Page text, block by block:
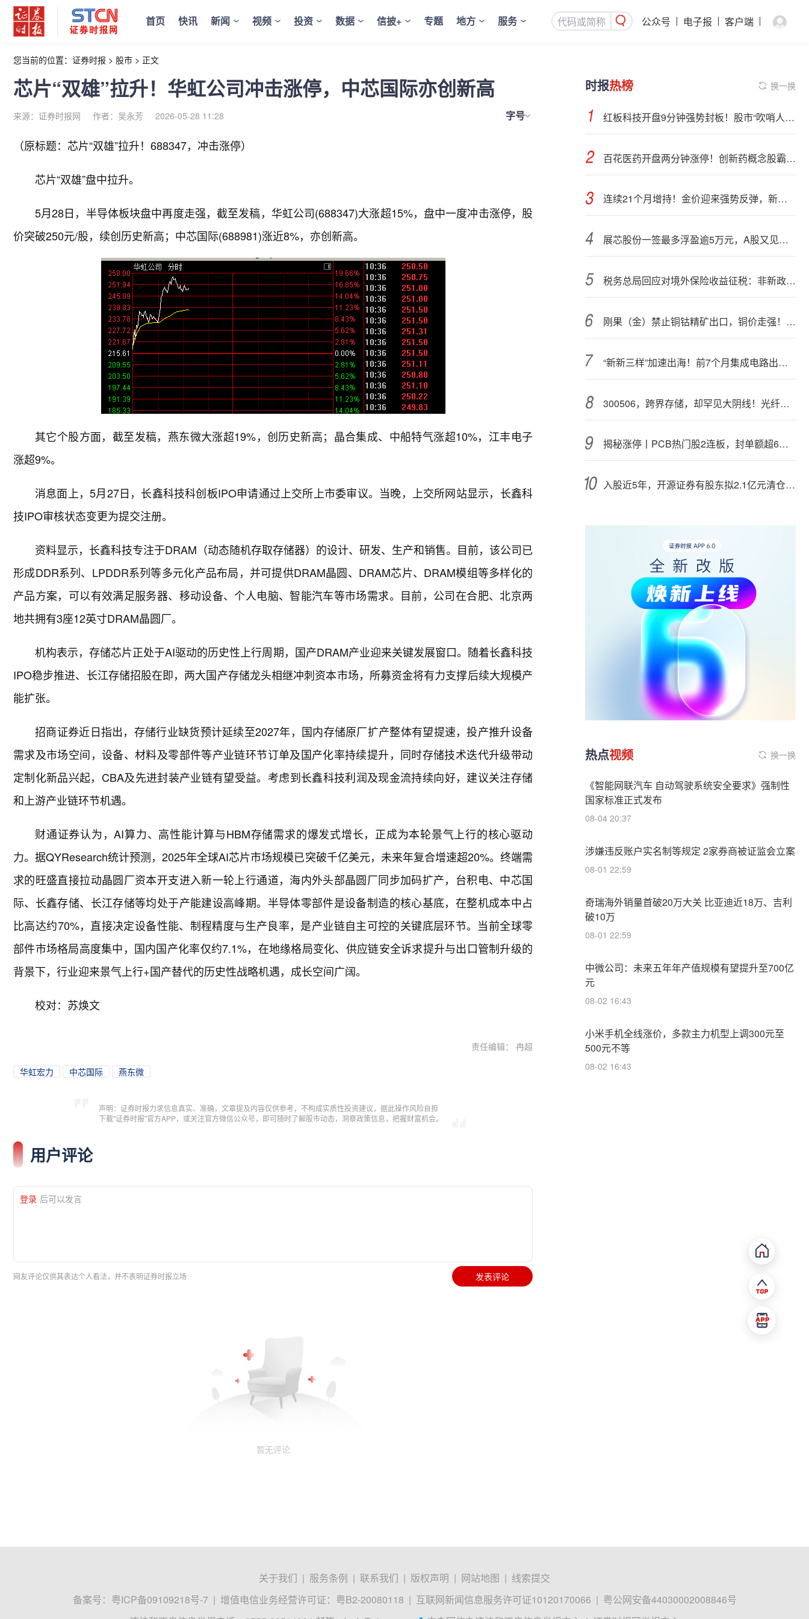
首页 快讯 新闻 视频 投资 数据 信披+ 专题 地方 服务 公众号 电子报 客户端
您当前的位置： 证券时报 > 股市 > 正文
芯片“双雄”拉升！华虹公司冲击涨停，中芯国际亦创新高
来源：证券时报网 作者：吴永芳 2026-05-28 11:28 字号
（原标题：芯片“双雄”拉升！688347，冲击涨停）
芯片“双雄”盘中拉升。
5月28日，半导体板块盘中再度走强，截至发稿，华虹公司(688347)大涨超15%，盘中一度冲击涨停，股
价突破250元/股，续创历史新高；中芯国际(688981)涨近8%，亦创新高。
其它个股方面，截至发稿，燕东微大涨超19%，创历史新高；晶合集成、中船特气涨超10%，江丰电子
涨超9%。
消息面上，5月27日，长鑫科技科创板IPO申请通过上交所上市委审议。当晚，上交所网站显示，长鑫科
技IPO审核状态变更为提交注册。
资料显示，长鑫科技专注于DRAM（动态随机存取存储器）的设计、研发、生产和销售。目前，该公司已
形成DDR系列、LPDDR系列等多元化产品布局，并可提供DRAM晶圆、DRAM芯片、DRAM模组等多样化的
产品方案，可以有效满足服务器、移动设备、个人电脑、智能汽车等市场需求。目前，公司在合肥、北京两
地共拥有3座12英寸DRAM晶圆厂。
机构表示，存储芯片正处于AI驱动的历史性上行周期，国产DRAM产业迎来关键发展窗口。随着长鑫科技
IPO稳步推进、长江存储招股在即，两大国产存储龙头相继冲刺资本市场，所募资金将有力支撑后续大规模产
能扩张。
招商证券近日指出，存储行业缺货预计延续至2027年，国内存储原厂扩产整体有望提速，投产推升设备
需求及市场空间，设备、材料及零部件等产业链环节订单及国产化率持续提升，同时存储技术迭代升级带动
定制化新品兴起，CBA及先进封装产业链有望受益。考虑到长鑫科技利润及现金流持续向好，建议关注存储
和上游产业链环节机遇。
财通证券认为，AI算力、高性能计算与HBM存储需求的爆发式增长，正成为本轮景气上行的核心驱动
力。据QYResearch统计预测，2025年全球AI芯片市场规模已突破千亿美元，未来年复合增速超20%。终端需
求的旺盛直接拉动晶圆厂资本开支进入新一轮上行通道，海内外头部晶圆厂同步加码扩产，台积电、中芯国
际、长鑫存储、长江存储等均处于产能建设高峰期。半导体零部件是设备制造的核心基底，在整机成本中占
比高达约70%，直接决定设备性能、制程精度与生产良率，是产业链自主可控的关键底层环节。当前全球零
部件市场格局高度集中，国内国产化率仅约7.1%，在地缘格局变化、供应链安全诉求提升与出口管制升级的
背景下，行业迎来景气上行+国产替代的历史性战略机遇，成长空间广阔。
校对：苏焕文
责任编辑： 冉超
华虹宏力 中芯国际 燕东微
声明：证券时报力求信息真实、准确，文章提及内容仅供参考，不构成实质性投资建议，据此操作风险自担
下载"证券时报"官方APP，或关注官方微信公众号，即可随时了解股市动态，洞察政策信息，把握财富机会。
用户评论
登录 后可以发言
网友评论仅供其表达个人看法，并不表明证券时报立场 发表评论
暂无评论
时报热榜 换一换
红板科技开盘9分钟强势封板！股市“吹哨人”突然改口！市场风向变了？
百花医药开盘两分钟涨停！创新药概念股霸屏，业绩预喜股来了
连续21个月增持！金价迎来强势反弹，新一轮上行窗口开启？
展芯股份一签最多浮盈逾5万元，A股又见肉签
税务总局回应对境外保险收益征税：非新政策，无需过度解读
刚果（金）禁止铜钴精矿出口，铜价走强！多家公司最新回应
“新新三样”加速出海！前7个月集成电路出口额接近翻倍
300506，跨界存储，却罕见大阴线！光纤需求激增，稀土细分原料，火了
揭秘涨停丨PCB热门股2连板，封单额超6亿元
入股近5年，开源证券有股东拟2.1亿元清仓离场
热点视频 换一换
《智能网联汽车 自动驾驶系统安全要求》强制性
国家标准正式发布
08-04 20:37
涉嫌违反账户实名制等规定 2家券商被证监会立案
08-01 22:59
奇瑞海外销量首破20万大关 比亚迪近18万、吉利
破10万
08-01 22:59
中微公司：未来五年年产值规模有望提升至700亿
元
08-02 16:43
小米手机全线涨价，多款主力机型上调300元至
500元不等
08-02 16:43
关于我们 | 服务条例 | 联系我们 | 版权声明 | 网站地图 | 线索提交
备案号： 粤ICP备09109218号-7 | 增值电信业务经营许可证：粤B2-20080118 | 互联网新闻信息服务许可证10120170066 | 粤公网安备44030002008846号